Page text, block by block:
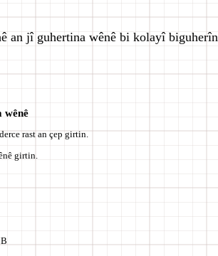
an jî guhertina wênê bi kolayî
wênê
rast an çep girtin.
girtin.